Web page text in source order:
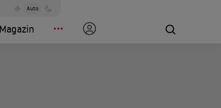
Auto
Magazin